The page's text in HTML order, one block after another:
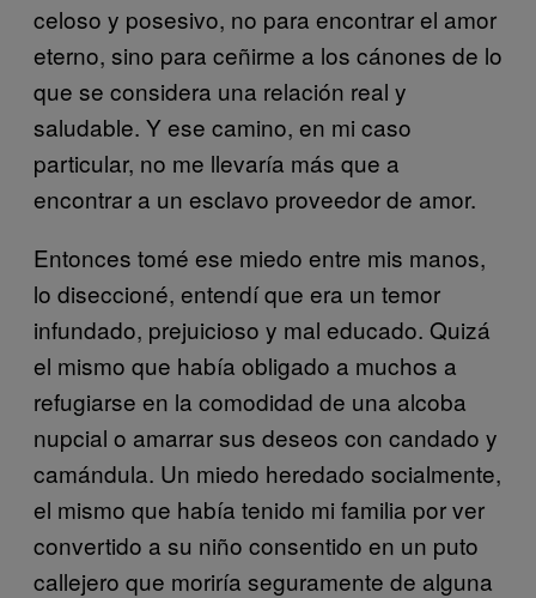
celoso y posesivo, no para encontrar el amor
eterno, sino para ceñirme a los cánones de lo
que se considera una relación real y
saludable. Y ese camino, en mi caso
particular, no me llevaría más que a
encontrar a un esclavo proveedor de amor.
Entonces tomé ese miedo entre mis manos,
lo diseccioné, entendí que era un temor
infundado, prejuicioso y mal educado. Quizá
el mismo que había obligado a muchos a
refugiarse en la comodidad de una alcoba
nupcial o amarrar sus deseos con candado y
camándula. Un miedo heredado socialmente,
el mismo que había tenido mi familia por ver
convertido a su niño consentido en un puto
callejero que moriría seguramente de alguna